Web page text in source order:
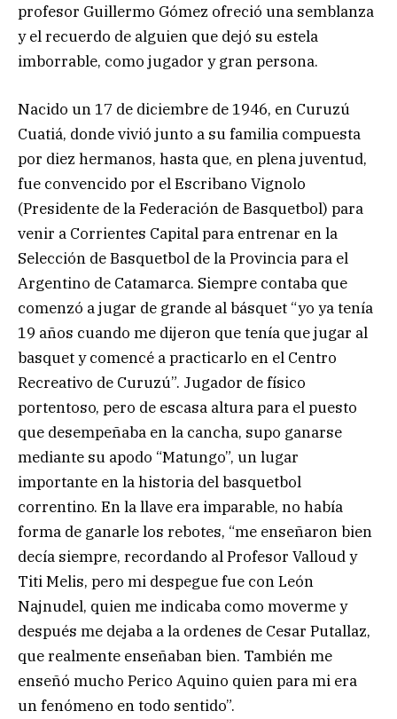
profesor Guillermo Gómez ofreció una semblanza
y el recuerdo de alguien que dejó su estela
imborrable, como jugador y gran persona.
Nacido un 17 de diciembre de 1946, en Curuzú
Cuatiá, donde vivió junto a su familia compuesta
por diez hermanos, hasta que, en plena juventud,
fue convencido por el Escribano Vignolo
(Presidente de la Federación de Basquetbol) para
venir a Corrientes Capital para entrenar en la
Selección de Basquetbol de la Provincia para el
Argentino de Catamarca. Siempre contaba que
comenzó a jugar de grande al básquet “yo ya tenía
19 años cuando me dijeron que tenía que jugar al
basquet y comencé a practicarlo en el Centro
Recreativo de Curuzú”. Jugador de físico
portentoso, pero de escasa altura para el puesto
que desempeñaba en la cancha, supo ganarse
mediante su apodo “Matungo”, un lugar
importante en la historia del basquetbol
correntino. En la llave era imparable, no había
forma de ganarle los rebotes, “me enseñaron bien
decía siempre, recordando al Profesor Valloud y
Titi Melis, pero mi despegue fue con León
Najnudel, quien me indicaba como moverme y
después me dejaba a la ordenes de Cesar Putallaz,
que realmente enseñaban bien. También me
enseñó mucho Perico Aquino quien para mi era
un fenómeno en todo sentido”.